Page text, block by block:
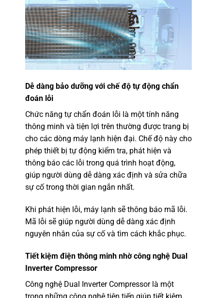
Dễ dàng bảo dưỡng với chế độ tự động chẩn
đoán lỗi
Chức năng tự chẩn đoán lỗi là một tính năng
thông minh và tiện lợi trên thường được trang bị
cho các dòng máy lạnh hiện đại. Chế độ này cho
phép thiết bị tự động kiểm tra, phát hiện và
thông báo các lỗi trong quá trình hoạt động,
giúp người dùng dễ dàng xác định và sửa chữa
sự cố trong thời gian ngắn nhất.
Khi phát hiện lỗi, máy lạnh sẽ thông báo mã lỗi.
Mã lỗi sẽ giúp người dùng dễ dàng xác định
nguyên nhân của sự cố và tìm cách khắc phục.
Tiết kiệm điện thông minh nhờ công nghệ Dual
Inverter Compressor
Công nghệ Dual Inverter Compressor là một
trong những công nghệ tiên tiến giúp tiết kiệm